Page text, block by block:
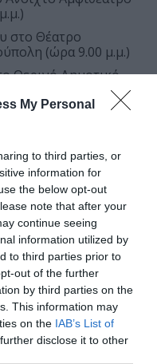
My Personal
to third parties, or
information for
the below opt-out
note that after your
continue seeing
information utilized by
to third parties prior to
out of the further
by third parties on the
This information may
on the IAB’s List of
disclose it to other
στο Θέατρο
(ώρα 9.00 μ.μ.)
Θερινό Δημοτικό
Κιν/θέατρο Ορφέας
Θέατρο
(ώρα 9.00
Δημοτικό
στη Πρέβεζα (ώρα 9.00
Ανοιχτό Θέατρο
θέατρο
Λουτράκι (ώρα 9.00
ΣινέΒάλια στο Άργος